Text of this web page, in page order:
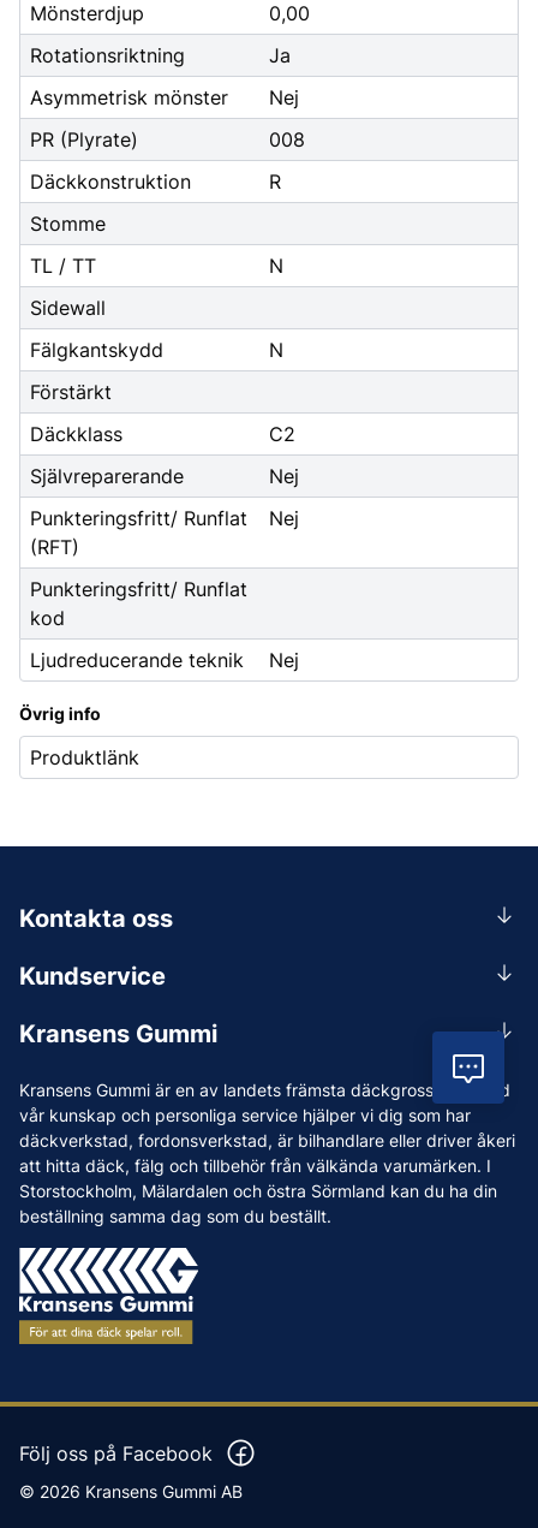
Mönsterdjup
0,00
Rotationsriktning
Ja
Asymmetrisk mönster
Nej
PR (Plyrate)
008
Däckkonstruktion
R
Stomme
TL / TT
N
Sidewall
Fälgkantskydd
N
Förstärkt
Däckklass
C2
Självreparerande
Nej
Punkteringsfritt/ Runflat
(RFT)
Nej
Punkteringsfritt/ Runflat
kod
Ljudreducerande teknik
Nej
Övrig info
Produktlänk
Kransens Gummi är en av landets främsta däckgrossister. Med
vår kunskap och personliga service hjälper vi dig som har
däckverkstad, fordonsverkstad, är bilhandlare eller driver åkeri
att hitta däck, fälg och tillbehör från välkända varumärken. I
Storstockholm, Mälardalen och östra Sörmland kan du ha din
beställning samma dag som du beställt.
Kundservice
Leverans
Reklamation & återköp
Betalning & faktura
Köpvillkor
Vanliga frågor och svar
Kransens Gummi
Vi som jobbar på Kransens Gummi
Jobba hos oss
Nyheter
Tips & Råd
Varumärken
Våra Verkstäder
Press
Kontakta oss
0156-409 00
Mån-Tors 07.30-16:30, Fre 07.30-15.00.
Lunchstängt 12:00-12:30
Följ oss på Facebook
© 2026 Kransens Gummi AB